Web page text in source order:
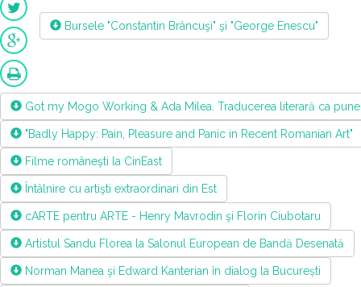
Bursele "Constantin Brâncuşi" şi "George Enescu"
Got my Mogo Working & Ada Milea. Traducerea literară ca
"Badly Happy: Pain, Pleasure and Panic in Recent Romanian Art"
Filme româneşti la CinEast
Întâlnire cu artişti extraordinari din Est
cARTE pentru ARTE - Henry Mavrodin şi Florin Ciubotaru
Artistul Sandu Florea la Salonul European de Bandă Desenată
Norman Manea şi Edward Kanterian în dialog la București